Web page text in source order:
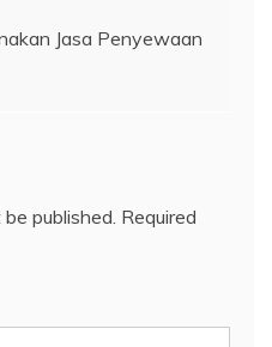
Jasa Penyewaan
published. Required